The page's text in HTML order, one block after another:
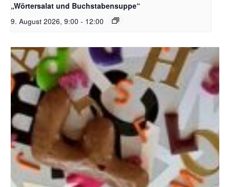
„Wörtersalat und Buchstabensuppe“
9. August 2026, 9:00 - 12:00